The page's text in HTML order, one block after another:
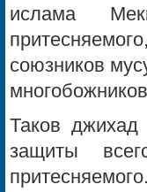
ислама
союзников
Таков
защиты
притесняемого.